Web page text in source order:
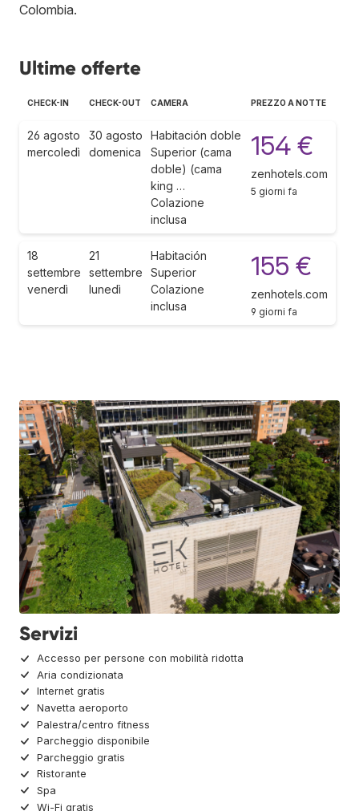
Colombia.
Ultime offerte
CHECK-IN CHECK-OUT CAMERA PREZZO A NOTTE
26 agosto
mercoledì
30 agosto
domenica
Habitación doble
Superior (cama
doble) (cama
king …
Colazione
inclusa
154 €
zenhotels.com
5 giorni fa
18
settembre
venerdì
21
settembre
lunedì
Habitación
Superior
Colazione
inclusa
155 €
zenhotels.com
9 giorni fa
Servizi
Accesso per persone con mobilità ridotta
Aria condizionata
Internet gratis
Navetta aeroporto
Palestra/centro fitness
Parcheggio disponibile
Parcheggio gratis
Ristorante
Spa
Wi-Fi gratis